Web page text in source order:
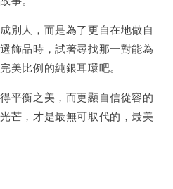
別人，而是為了更自在地做自
飾品時，試著尋找那一對能為
美比例的純銀耳環吧。
平衡之美，而更顯自信從容的
芒，才是最無可取代的，最美